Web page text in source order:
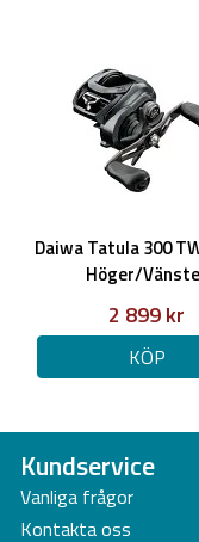
Daiwa Tatula 300
Höger/
2 899 kr
KÖP
Kundservice
Vanliga frågor
Kontakta oss